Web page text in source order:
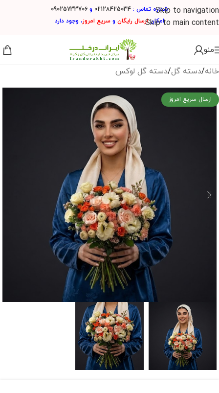
Skip to navigation
Skip to main content
شماره تماس : 02128425034 و09025733706
امکانارسال رایگان و سریع امروز، وجود دارد
منو
خانه/دسته گل/دسته گل لوکس
ارسال سریع امروز